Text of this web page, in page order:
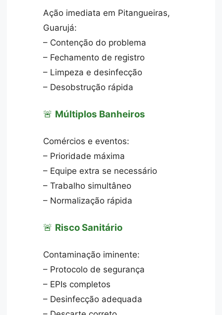
Ação imediata em Pitangueiras,
Guarujá:
– Contenção do problema
– Fechamento de registro
– Limpeza e desinfecção
– Desobstrução rápida
🚨 Múltiplos Banheiros
Comércios e eventos:
– Prioridade máxima
– Equipe extra se necessário
– Trabalho simultâneo
– Normalização rápida
🚨 Risco Sanitário
Contaminação iminente:
– Protocolo de segurança
– EPIs completos
– Desinfecção adequada